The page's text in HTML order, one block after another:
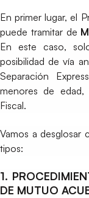
En primer lugar, el
puede tramitar de
En este caso,
posibilidad de vía
Separación
menores de
Fiscal.
Vamos a
tipos:
1.
DE MUTUO